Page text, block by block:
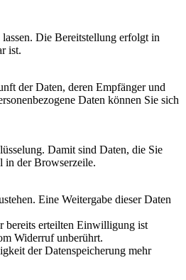
Die Bereitstellung erfolgt in
ist.
der Daten, deren Empfänger und
Daten können Sie sich
Damit sind Daten, die Sie
in der Browserzeile.
Eine Weitergabe dieser Daten
bereits erteilten Einwilligung ist
Widerruf unberührt.
der Datenspeicherung mehr